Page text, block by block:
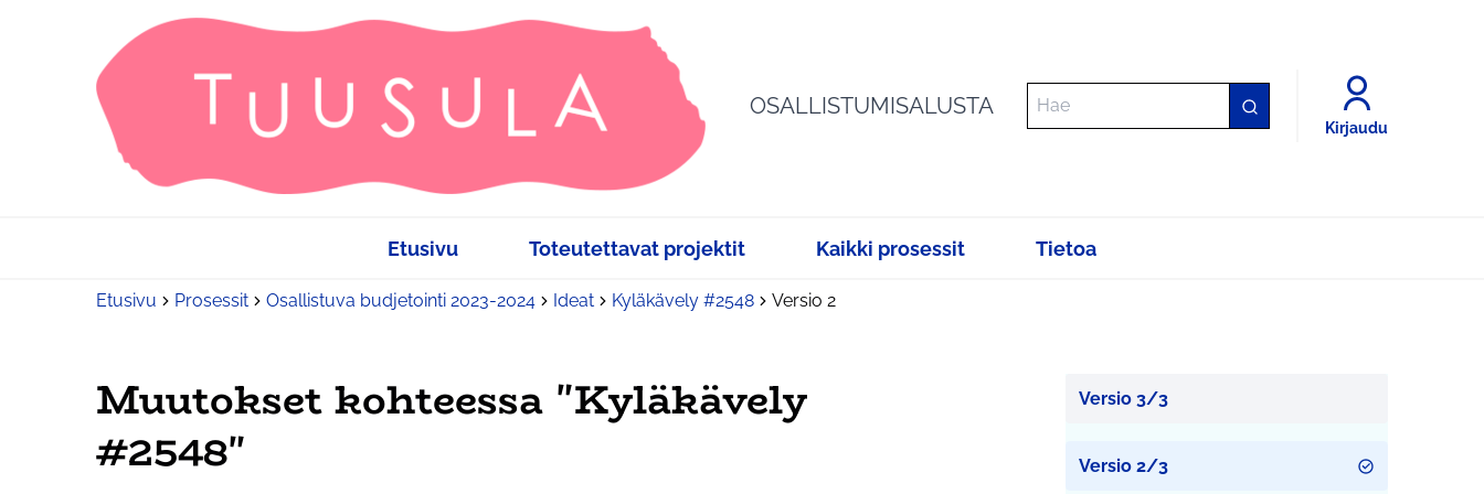
OSALLISTUMISALUSTA
Kirjaudu
Etusivu Toteutettavat projektit Kaikki prosessit Tietoa
Etusivu Prosessit Osallistuva budjetointi 2023-2024 Ideat Kyläkävely #2548 Versio 2
Muutokset kohteessa "Kyläkävely
#2548"
Versio 3/3
Versio 2/3